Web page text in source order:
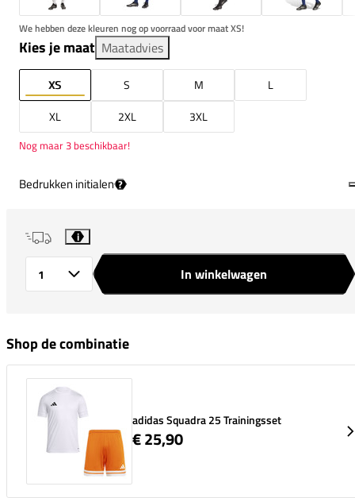
We hebben deze kleuren nog op voorraad voor maat XS!
Kies je maat Maatadvies
XS S M
L
XL
2XL 3XL
Nog maar 3 beschikbaar!
Bedrukken initialen ?
i
In winkelwagen
Shop de combinatie
adidas Squadra 25 Trainingsset
€ 25,90